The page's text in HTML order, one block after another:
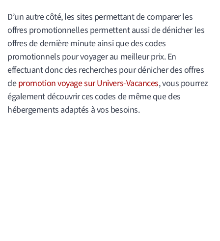
D’un autre côté, les sites permettant de comparer les
offres promotionnelles permettent aussi de dénicher les
offres de dernière minute ainsi que des codes
promotionnels pour voyager au meilleur prix. En
effectuant donc des recherches pour dénicher des offres
depromotion voyage sur Univers-Vacances, vous pourrez
également découvrir ces codes de même que des
hébergements adaptés à vos besoins.